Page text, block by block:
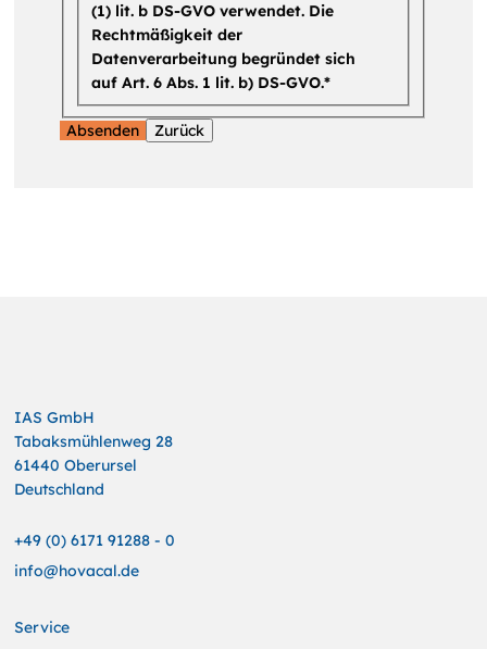
(1) lit. b DS-GVO verwendet. Die
Rechtmäßigkeit der
Datenverarbeitung begründet sich
auf Art. 6 Abs. 1 lit. b) DS-GVO.*
Absenden Zurück
IAS GmbH
Tabaksmühlenweg 28
61440 Oberursel
Deutschland
+49 (0) 6171 91288 - 0
info@hovacal.de
Service